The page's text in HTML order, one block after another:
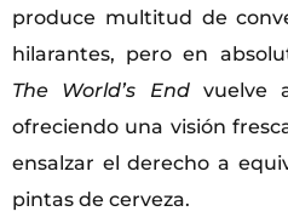
produce multitud de
hilarantes, pero en
The World’s Endvuelve
ofreciendo una visión
ensalzar el derecho a
pintas de cerveza.